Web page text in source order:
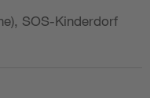
SOS-Kinderdorf